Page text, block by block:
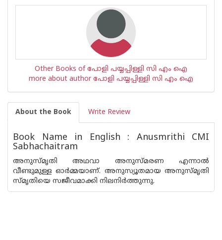
Other Books of പോളി പയ്യപ്പിള്ളി സി എം ഐ
more about author പോളി പയ്യപ്പിള്ളി സി എം ഐ
About the Book Write Review
Book Name in English : Anusmrithi CMI
Sabhachaitram
അനുസ്മൃതി അഥവാ അനുസ്മരണ എന്നാല്‍
വീണ്ടുമുള്ള ഓര്‍മ്മയാണ്. അനുസ്യൂതമായ അനുസ്മൃതി
സ്മൃതിയെ സജീവമാക്കി നിലനിര്‍ത്തുന്നു.